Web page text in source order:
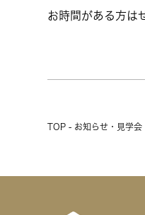
お時間がある方は
TOP - お知らせ・見学会